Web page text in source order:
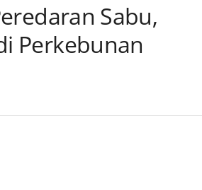
Sabu,
Perkebunan